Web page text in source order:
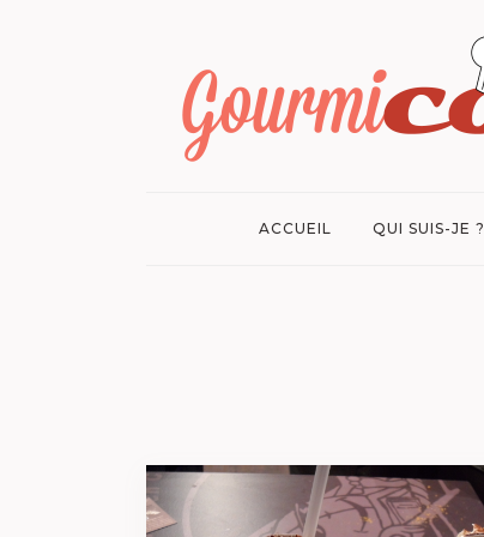
ACCUEIL QUI SUIS-JE ?